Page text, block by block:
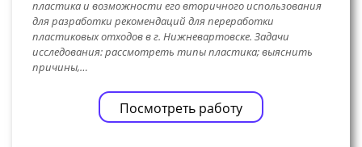
пластика и возможности его вторичного использования
для разработки рекомендаций для переработки
пластиковых отходов в г. Нижневартовске. Задачи
исследования: рассмотреть типы пластика; выяснить
причины,…
Посмотреть работу